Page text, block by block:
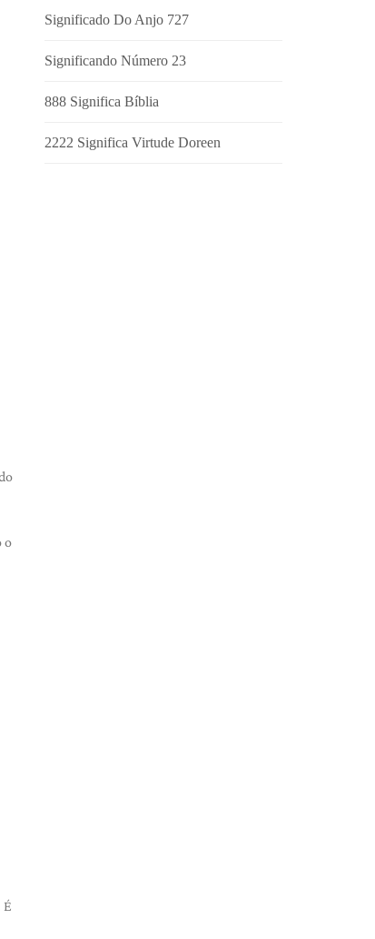
o
Significado Do Anjo 727
Significando Número 23
888 Significa Bíblia
2222 Significa Virtude Doreen